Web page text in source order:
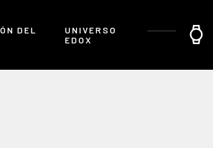
DEL
UNIVERSO
EDOX